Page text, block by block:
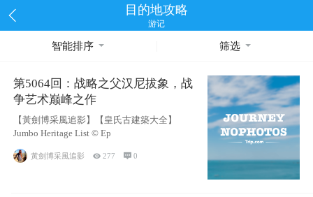
目的地攻略
游记
智能排序 筛选
第5064回：战略之父汉尼拔象，战
争艺术巅峰之作
【黃劍博采風追影】【皇氏古建築大全】
Jumbo Heritage List © Ep
黃劍博采風追影 277 0